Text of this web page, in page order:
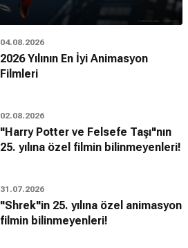
04.08.2026
2026 Yılının En İyi Animasyon
Filmleri
02.08.2026
"Harry Potter ve Felsefe Taşı"nın
25. yılına özel filmin bilinmeyenleri!
31.07.2026
"Shrek"in 25. yılına özel animasyon
filmin bilinmeyenleri!